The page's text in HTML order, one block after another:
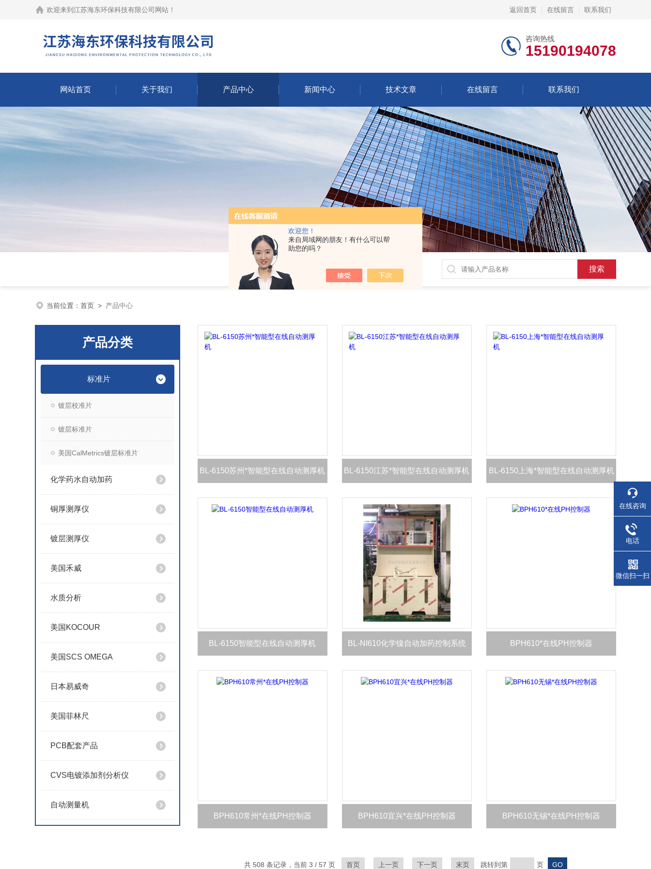
欢迎您！
来自局域网的朋友！有什么可以帮
助您的吗？
欢迎来到江苏海东环保科技有限公司网站！ 返回首页 在线留言 联系我们
咨询热线
15190194078
网站首页 关于我们 产品中心 新闻中心 技术文章 在线留言 联系我们
当前位置： 首页 > 产品中心
产品分类
标准片
镀层校准片
镀层标准片
美国CalMetrics镀层标准片
化学药水自动加药
铜厚测厚仪
镀层测厚仪
美国禾威
水质分析
美国KOCOUR
美国SCS OMEGA
日本易威奇
美国菲林尺
PCB配套产品
CVS电镀添加剂分析仪
自动测量机
BL-6150苏州*智能型在线自动测厚机 BL-6150江苏*智能型在线自动测厚机 BL-6150上海*智能型在线自动测厚机
BL-6150智能型在线自动测厚机 BL-NI610化学镍自动加药控制系统 BPH610*在线PH控制器
BPH610常州*在线PH控制器 BPH610宜兴*在线PH控制器 BPH610无锡*在线PH控制器
共 508 条记录，当前 3 / 57 页 首页 上一页 下一页 末页 跳转到第 页
在线咨询
电话
微信扫一扫